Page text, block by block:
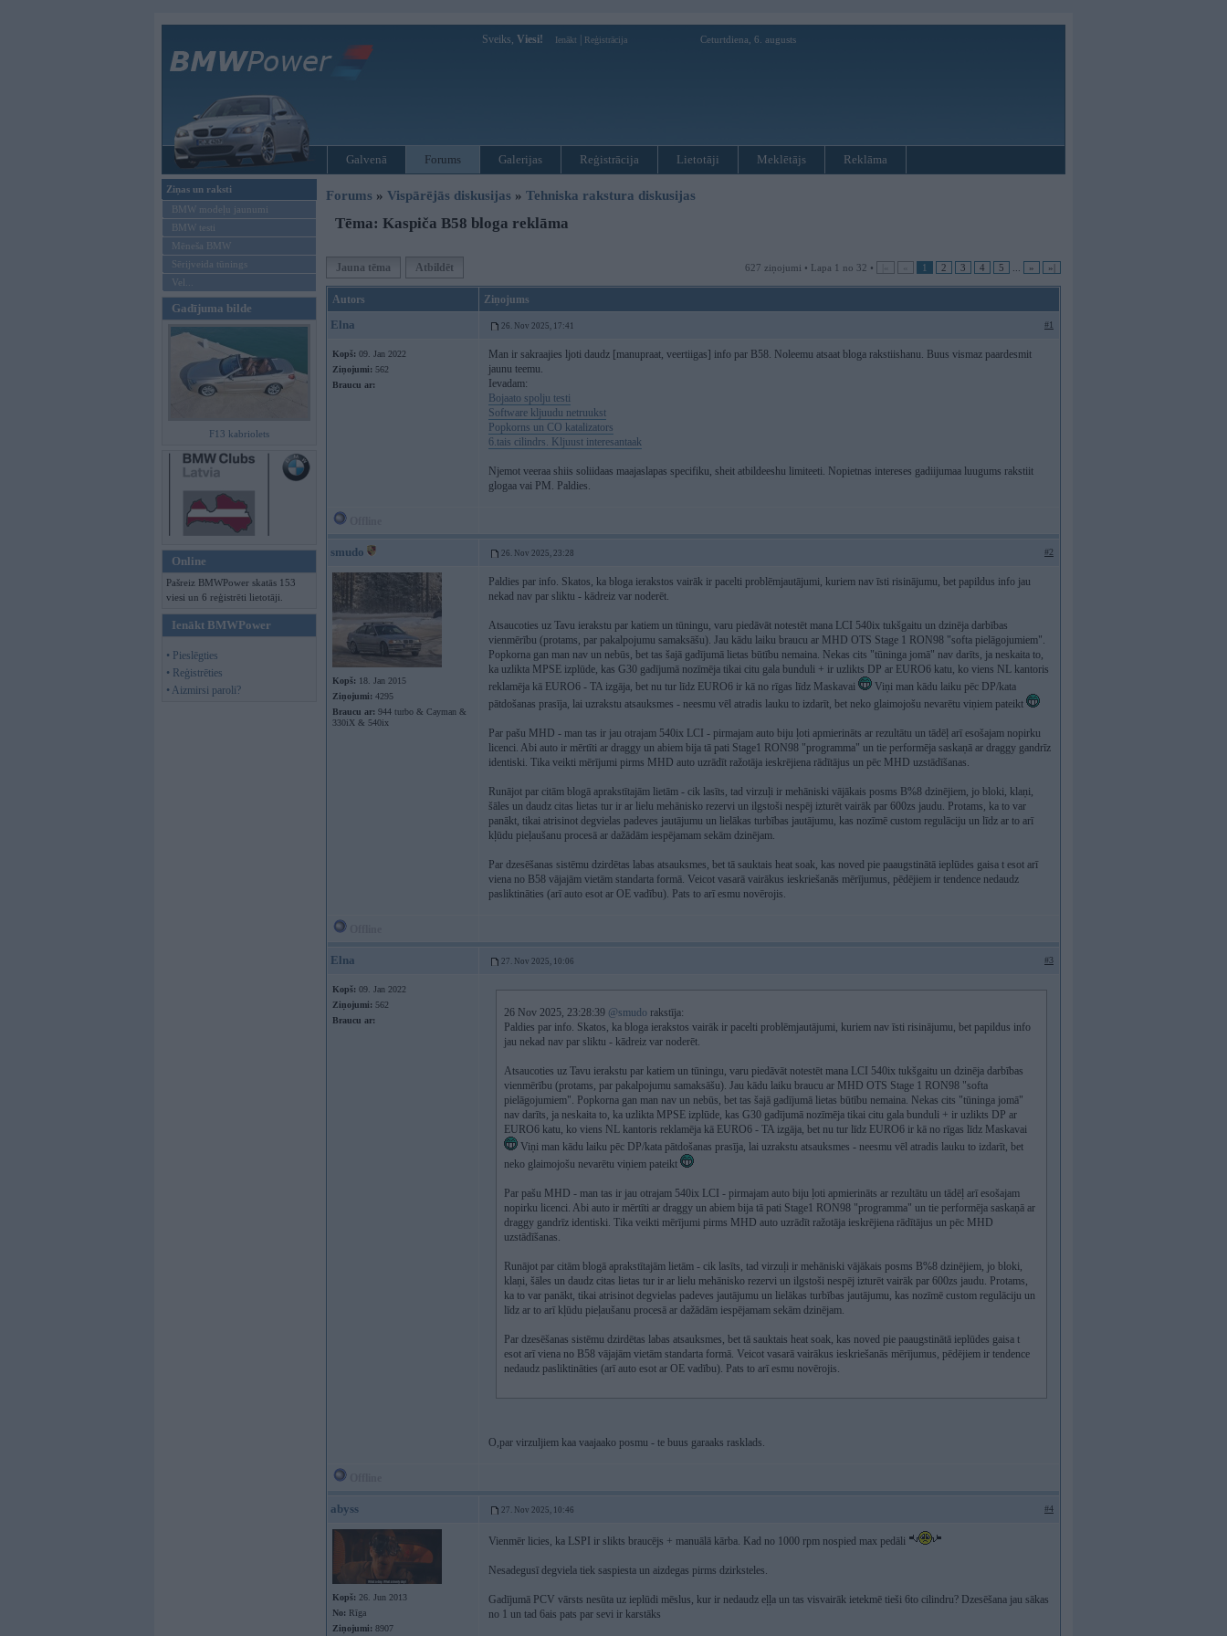
Sveiks, Viesi! Ienākt Reģistrācija Ceturtdiena, 6. augusts
Galvenā Forums Galerijas Reģistrācija Lietotāji Meklētājs Reklāma
Ziņas un raksti
BMW modeļu jaunumi
BMW testi
Mēneša BMW
Sērijveida tūnings
Vel...
Gadījuma bilde
F13 kabriolets
Online
Pašreiz BMWPower skatās 153
viesi un 6 reģistrēti lietotāji.
Ienākt BMWPower
• Pieslēgties
• Reģistrēties
• Aizmirsi paroli?
Forums » Vispārējās diskusijas » Tehniska rakstura diskusijas
Tēma: Kaspiča B58 bloga reklāma
Jauna tēma Atbildēt 627 ziņojumi • Lapa 1 no 32 • |« « 1 2 3 4 5 » »|
Autors Ziņojums
Elna 26. Nov 2025, 17:41 #1
Kopš: 09. Jan 2022
Ziņojumi: 562
Braucu ar:
Man ir sakraajies ljoti daudz [manupraat, veertiigas] info par B58. Noleemu atsaat bloga rakstiishanu. Buus vismaz paardesmit
jaunu teemu.
Ievadam:
Bojaato spolju testi
Software kljuudu netruukst
Popkorns un CO katalizators
6.tais cilindrs. Kljuust interesantaak
Njemot veeraa shiis soliidaas maajaslapas specifiku, sheit atbildeeshu limiteeti. Nopietnas intereses gadiijumaa luugums rakstiit
glogaa vai PM. Paldies.
smudo 26. Nov 2025, 23:28 #2
Kopš: 18. Jan 2015
Ziņojumi: 4295
Braucu ar: 944 turbo & Cayman &
330iX & 540ix
Paldies par info. Skatos, ka bloga ierakstos vairāk ir pacelti problēmjautājumi, kuriem nav īsti risinājumu, bet papildus info jau
nekad nav par sliktu - kādreiz var noderēt.
Atsaucoties uz Tavu ierakstu par katiem un tūningu, varu piedāvāt notestēt mana LCI 540ix tukšgaitu un dzinēja darbības
vienmērību (protams, par pakalpojumu samaksāšu). Jau kādu laiku braucu ar MHD OTS Stage 1 RON98 "softa pielāgojumiem".
Popkorna gan man nav un nebūs, bet tas šajā gadījumā lietas būtību nemaina. Nekas cits "tūninga jomā" nav darīts, ja neskaita to,
ka uzlikta MPSE izplūde, kas G30 gadījumā nozīmēja tikai citu gala bunduli + ir uzlikts DP ar EURO6 katu, ko viens NL kantoris
reklamēja kā EURO6 - TA izgāja, bet nu tur līdz EURO6 ir kā no rīgas līdz Maskavai
Viņi man kādu laiku pēc DP/kata
pātdošanas prasīja, lai uzrakstu atsauksmes - neesmu vēl atradis lauku to izdarīt, bet neko glaimojošu nevarētu viņiem pateikt
Par pašu MHD - man tas ir jau otrajam 540ix LCI - pirmajam auto biju ļoti apmierināts ar rezultātu un tādēļ arī esošajam nopirku
licenci. Abi auto ir mērtīti ar draggy un abiem bija tā pati Stage1 RON98 "programma" un tie performēja saskaņā ar draggy gandrīz
identiski. Tika veikti mērījumi pirms MHD auto uzrādīt ražotāja ieskrējiena rādītājus un pēc MHD uzstādīšanas.
Runājot par citām blogā aprakstītajām lietām - cik lasīts, tad virzuļi ir mehāniski vājākais posms B%8 dzinējiem, jo bloki, klaņi,
šāles un daudz citas lietas tur ir ar lielu mehānisko rezervi un ilgstoši nespēj izturēt vairāk par 600zs jaudu. Protams, ka to var
panākt, tikai atrisinot degvielas padeves jautājumu un lielākas turbības jautājumu, kas nozīmē custom regulāciju un līdz ar to arī
kļūdu pieļaušanu procesā ar dažādām iespējamam sekām dzinējam.
Par dzesēšanas sistēmu dzirdētas labas atsauksmes, bet tā sauktais heat soak, kas noved pie paaugstinātā ieplūdes gaisa t esot arī
viena no B58 vājajām vietām standarta formā. Veicot vasarā vairākus ieskriešanās mērījumus, pēdējiem ir tendence nedaudz
pasliktināties (arī auto esot ar OE vadību). Pats to arī esmu novērojis.
Elna 27. Nov 2025, 10:06 #3
Kopš: 09. Jan 2022
Ziņojumi: 562
Braucu ar:
26 Nov 2025, 23:28:39 @smudo rakstīja:
Paldies par info. Skatos, ka bloga ierakstos vairāk ir pacelti problēmjautājumi, kuriem nav īsti risinājumu, bet papildus info
jau nekad nav par sliktu - kādreiz var noderēt.
Atsaucoties uz Tavu ierakstu par katiem un tūningu, varu piedāvāt notestēt mana LCI 540ix tukšgaitu un dzinēja darbības
vienmērību (protams, par pakalpojumu samaksāšu). Jau kādu laiku braucu ar MHD OTS Stage 1 RON98 "softa
pielāgojumiem". Popkorna gan man nav un nebūs, bet tas šajā gadījumā lietas būtību nemaina. Nekas cits "tūninga jomā"
nav darīts, ja neskaita to, ka uzlikta MPSE izplūde, kas G30 gadījumā nozīmēja tikai citu gala bunduli + ir uzlikts DP ar
EURO6 katu, ko viens NL kantoris reklamēja kā EURO6 - TA izgāja, bet nu tur līdz EURO6 ir kā no rīgas līdz Maskavai
Viņi man kādu laiku pēc DP/kata pātdošanas prasīja, lai uzrakstu atsauksmes - neesmu vēl atradis lauku to izdarīt, bet
neko glaimojošu nevarētu viņiem pateikt
Par pašu MHD - man tas ir jau otrajam 540ix LCI - pirmajam auto biju ļoti apmierināts ar rezultātu un tādēļ arī esošajam
nopirku licenci. Abi auto ir mērtīti ar draggy un abiem bija tā pati Stage1 RON98 "programma" un tie performēja saskaņā ar
draggy gandrīz identiski. Tika veikti mērījumi pirms MHD auto uzrādīt ražotāja ieskrējiena rādītājus un pēc MHD
uzstādīšanas.
Runājot par citām blogā aprakstītajām lietām - cik lasīts, tad virzuļi ir mehāniski vājākais posms B%8 dzinējiem, jo bloki,
klaņi, šāles un daudz citas lietas tur ir ar lielu mehānisko rezervi un ilgstoši nespēj izturēt vairāk par 600zs jaudu. Protams,
ka to var panākt, tikai atrisinot degvielas padeves jautājumu un lielākas turbības jautājumu, kas nozīmē custom regulāciju un
līdz ar to arī kļūdu pieļaušanu procesā ar dažādām iespējamam sekām dzinējam.
Par dzesēšanas sistēmu dzirdētas labas atsauksmes, bet tā sauktais heat soak, kas noved pie paaugstinātā ieplūdes gaisa t
esot arī viena no B58 vājajām vietām standarta formā. Veicot vasarā vairākus ieskriešanās mērījumus, pēdējiem ir tendence
nedaudz pasliktināties (arī auto esot ar OE vadību). Pats to arī esmu novērojis.
O,par virzuljiem kaa vaajaako posmu - te buus garaaks rasklads.
abyss 27. Nov 2025, 10:46 #4
Kopš: 26. Jun 2013
No: Rīga
Ziņojumi: 8907
Vienmēr licies, ka LSPI ir slikts braucējs + manuālā kārba. Kad no 1000 rpm nospied max pedāli
Nesadegusī degviela tiek saspiesta un aizdegas pirms dzirksteles.
Gadījumā PCV vārsts nesūta uz ieplūdi mēslus, kur ir nedaudz eļļa un tas visvairāk ietekmē tieši 6to cilindru? Dzesēšana jau sākas
no 1 un tad 6ais pats par sevi ir karstāks